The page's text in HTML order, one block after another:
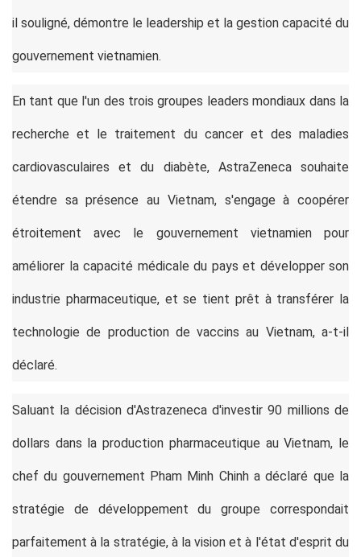
il souligné, démontre le leadership et la gestion capacité du
gouvernement vietnamien.
En tant que l'un des trois groupes leaders mondiaux dans la
recherche et le traitement du cancer et des maladies
cardiovasculaires et du diabète, AstraZeneca souhaite
étendre sa présence au Vietnam, s'engage à coopérer
étroitement avec le gouvernement vietnamien pour
améliorer la capacité médicale du pays et développer son
industrie pharmaceutique, et se tient prêt à transférer la
technologie de production de vaccins au Vietnam, a-t-il
déclaré.
Saluant la décision d'Astrazeneca d'investir 90 millions de
dollars dans la production pharmaceutique au Vietnam, le
chef du gouvernement Pham Minh Chinh a déclaré que la
stratégie de développement du groupe correspondait
parfaitement à la stratégie, à la vision et à l'état d'esprit du